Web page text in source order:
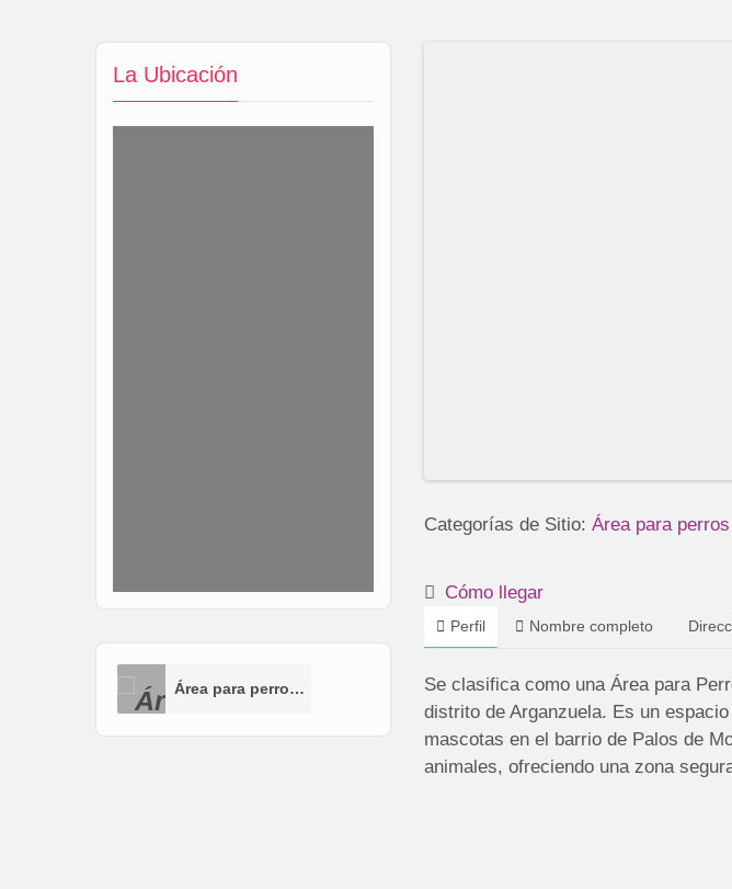
La Ubicación
Área para perros (AP)
Categorías de Sitio: Área para
Cómo llegar
Perfil Nombre completo
Se clasifica como una Área para
distrito de Arganzuela. Es un
mascotas en el barrio de Palos de
animales, ofreciendo una zona